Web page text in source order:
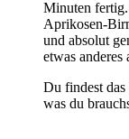
Minuten
Aprikosen-
und absolut
etwas anderes
Du findest
was du